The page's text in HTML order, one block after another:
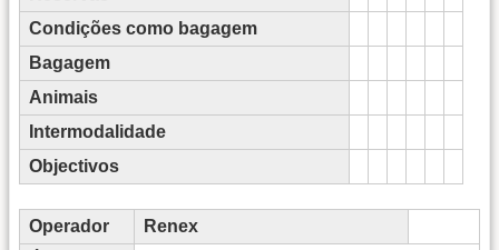
Condições como bagagem
Bagagem
Animais
Intermodalidade
Objectivos
Operador
Renex